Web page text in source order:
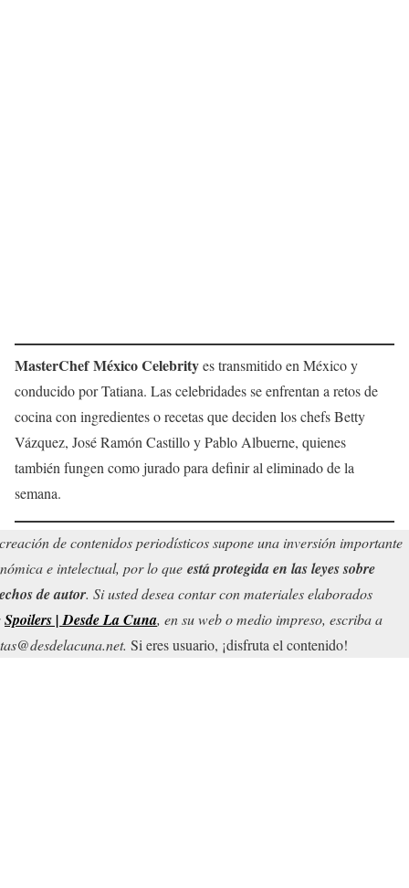
MasterChef México Celebrityes transmitido en México y
conducido por Tatiana. Las celebridades se enfrentan a retos de
cocina con ingredientes o recetas que deciden los chefs Betty
Vázquez, José Ramón Castillo y Pablo Albuerne, quienes
también fungen como jurado para definir al eliminado de la
semana.
de contenidos periodísticos supone una inversión importante
e intelectual, por lo que está protegida en las leyes sobre
de autor. Si usted desea contar con materiales elaborados
Spoilers | Desde La Cuna, en su web o medio impreso, escriba a
Si eres usuario, ¡disfruta el contenido!